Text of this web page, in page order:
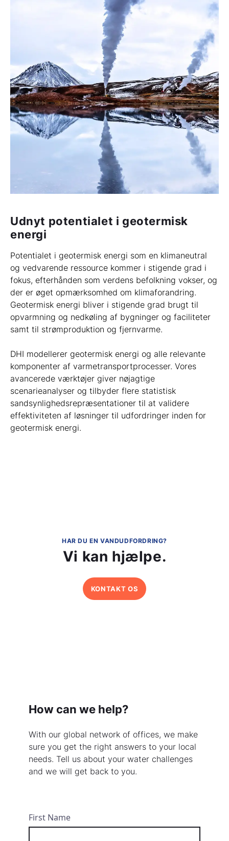
Udnyt potentialet i geotermisk
energi
Potentialet i geotermisk energi som en klimaneutral
og vedvarende ressource kommer i stigende grad i
fokus, efterhånden som verdens befolkning vokser, og
der er øget opmærksomhed om klimaforandring.
Geotermisk energi bliver i stigende grad brugt til
opvarmning og nedkøling af bygninger og faciliteter
samt til strømproduktion og fjernvarme.
DHI modellerer geotermisk energi og alle relevante
komponenter af varmetransportprocesser. Vores
avancerede værktøjer giver nøjagtige
scenarieanalyser og tilbyder flere statistisk
sandsynlighedsrepræsentationer til at validere
effektiviteten af løsninger til udfordringer inden for
geotermisk energi.
HAR DU EN VANDUDFORDRING?
Vi kan hjælpe.
KONTAKT OS
How can we help?
With our global network of offices, we make
sure you get the right answers to your local
needs. Tell us about your water challenges
and we will get back to you.
First Name